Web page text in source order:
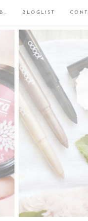
BLOGLIST